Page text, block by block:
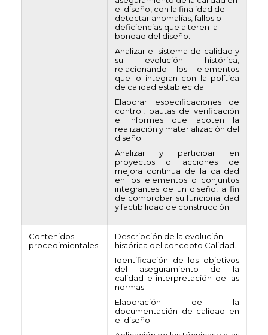
el diseño, con la finalidad de
detectar anomalías, fallos o
deficiencias que alteren la
bondad del diseño.
Analizar el sistema de calidad y
su evolución histórica,
relacionando los elementos
que lo integran con la política
de calidad establecida.
Elaborar especificaciones de
control, pautas de verificación
e informes que acoten la
realización y materialización del
diseño.
Analizar y participar en
proyectos o acciones de
mejora continua de la calidad
en los elementos o conjuntos
integrantes de un diseño, a fin
de comprobar su funcionalidad
y factibilidad de construcción.
Contenidos
procedimientales:
Descripción de la evolución
histórica del concepto Calidad.
Identificación de los objetivos
del aseguramiento de la
calidad e interpretación de las
normas.
Elaboración de la
documentación de calidad en
el diseño.